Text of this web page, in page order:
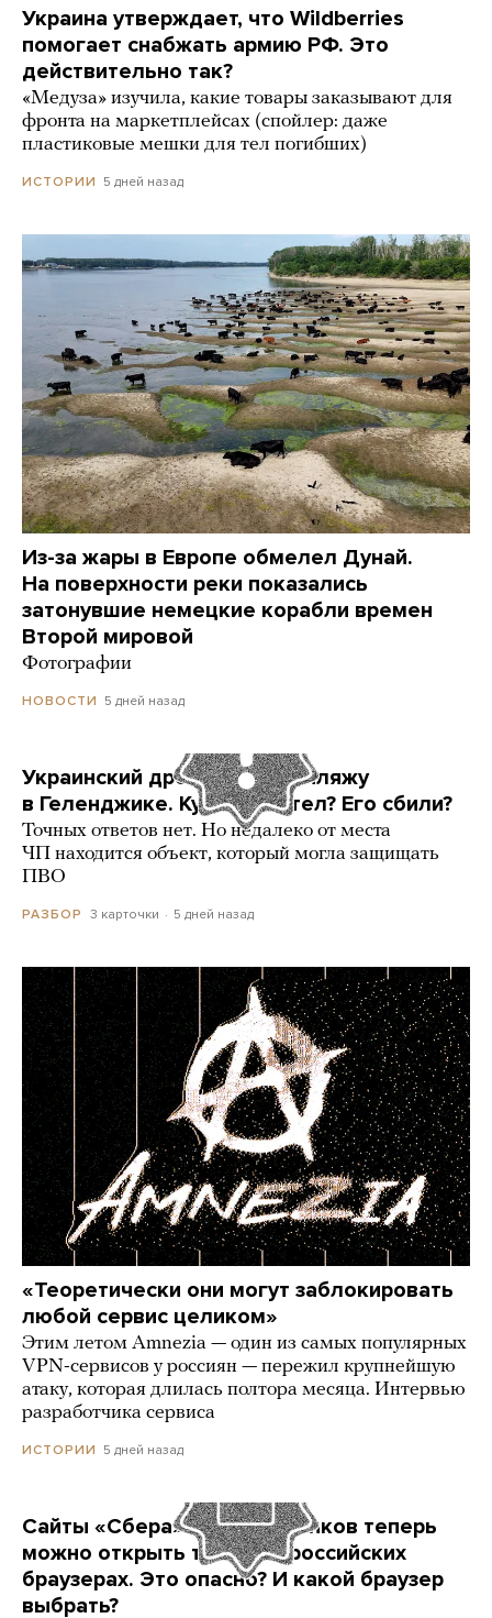
Украина утверждает, что Wildberries
помогает снабжать армию РФ. Это
действительно так?
«Медуза» изучила, какие товары заказывают для
фронта на маркетплейсах (спойлер: даже
пластиковые мешки для тел погибших)
ИСТОРИИ 5 дней назад
Из-за жары в Европе обмелел Дунай.
На поверхности реки показались
затонувшие немецкие корабли времен
Второй мировой
Фотографии
НОВОСТИ 5 дней назад
Украинский дрон попал по пляжу
в Геленджике. Куда он летел? Его сбили?
Точных ответов нет. Но недалеко от места
ЧП находится объект, который могла защищать
ПВО
РАЗБОР 3 карточки 5 дней назад
«Теоретически они могут заблокировать
любой сервис целиком»
Этим летом Amnezia — один из самых популярных
VPN-сервисов у россиян — пережил крупнейшую
атаку, которая длилась полтора месяца. Интервью
разработчика сервиса
ИСТОРИИ 5 дней назад
Сайты «Сбера» и других банков теперь
можно открыть только в российских
браузерах. Это опасно? И какой браузер
выбрать?